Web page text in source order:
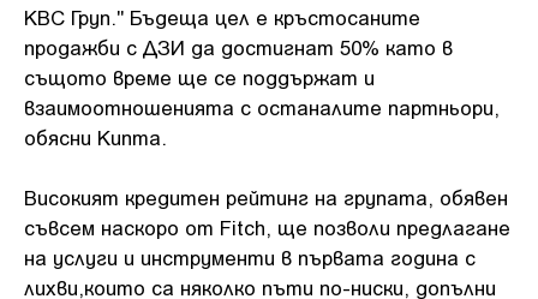
KBC Груп." Бъдеща цел е кръстосаните
продажби с ДЗИ да достигнат 50% като в
същото време ще се поддържат и
взаимоотношенията с останалите партньори,
обясни Кипта.
Високият кредитен рейтинг на групата, обявен
съвсем наскоро от Fitch, ще позволи предлагане
на услуги и инструменти в първата година с
лихви,които са няколко пъти по-ниски, допълни